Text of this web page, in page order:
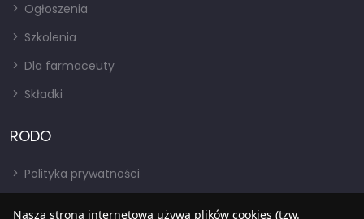
Ogłoszenia
Szkolenia
Dla farmaceuty
Składki
RODO
Polityka prywatności
Nasza strona internetowa używa plików cookies (tzw.